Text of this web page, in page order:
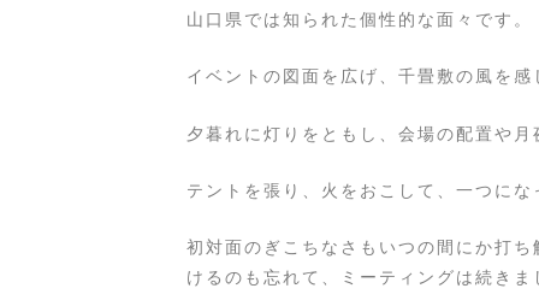
山口県では知られた個性的な面々です。
イベントの図面を広げ、千畳敷の風を
夕暮れに灯りをともし、会場の配置や
テントを張り、火をおこして、一つに
初対面のぎこちなさもいつの間にか打
けるのも忘れて、ミーティングは続きま